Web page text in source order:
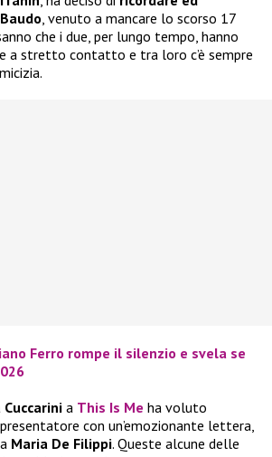
, venuto a mancare lo scorso 17
che i due, per lungo tempo, hanno
a stretto contatto e tra loro c’è sempre
Ferro rompe il silenzio e svela se
a This Is Me ha voluto
con un’emozionante lettera,
Maria De Filippi. Queste alcune delle